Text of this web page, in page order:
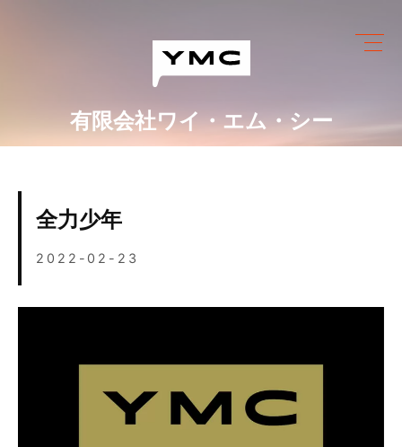
有限会社ワイ・エム・シー
ワイ・エム・シーにできること
会社情報
営業カレンダー
ブログ
お問い合わせ
全力少年
2022-02-23